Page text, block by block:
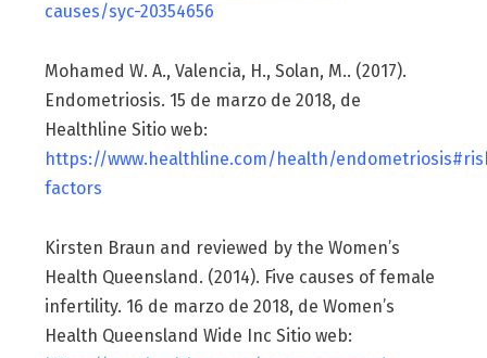
causes/syc-20354656
Mohamed W. A., Valencia, H., Solan, M.. (2017).
Endometriosis. 15 de marzo de 2018, de
Healthline Sitio web:
https://www.healthline.com/health/
factors
Kirsten Braun and reviewed by the Women’s
Health Queensland. (2014). Five causes of female
infertility. 16 de marzo de 2018, de Women’s
Health Queensland Wide Inc Sitio web: